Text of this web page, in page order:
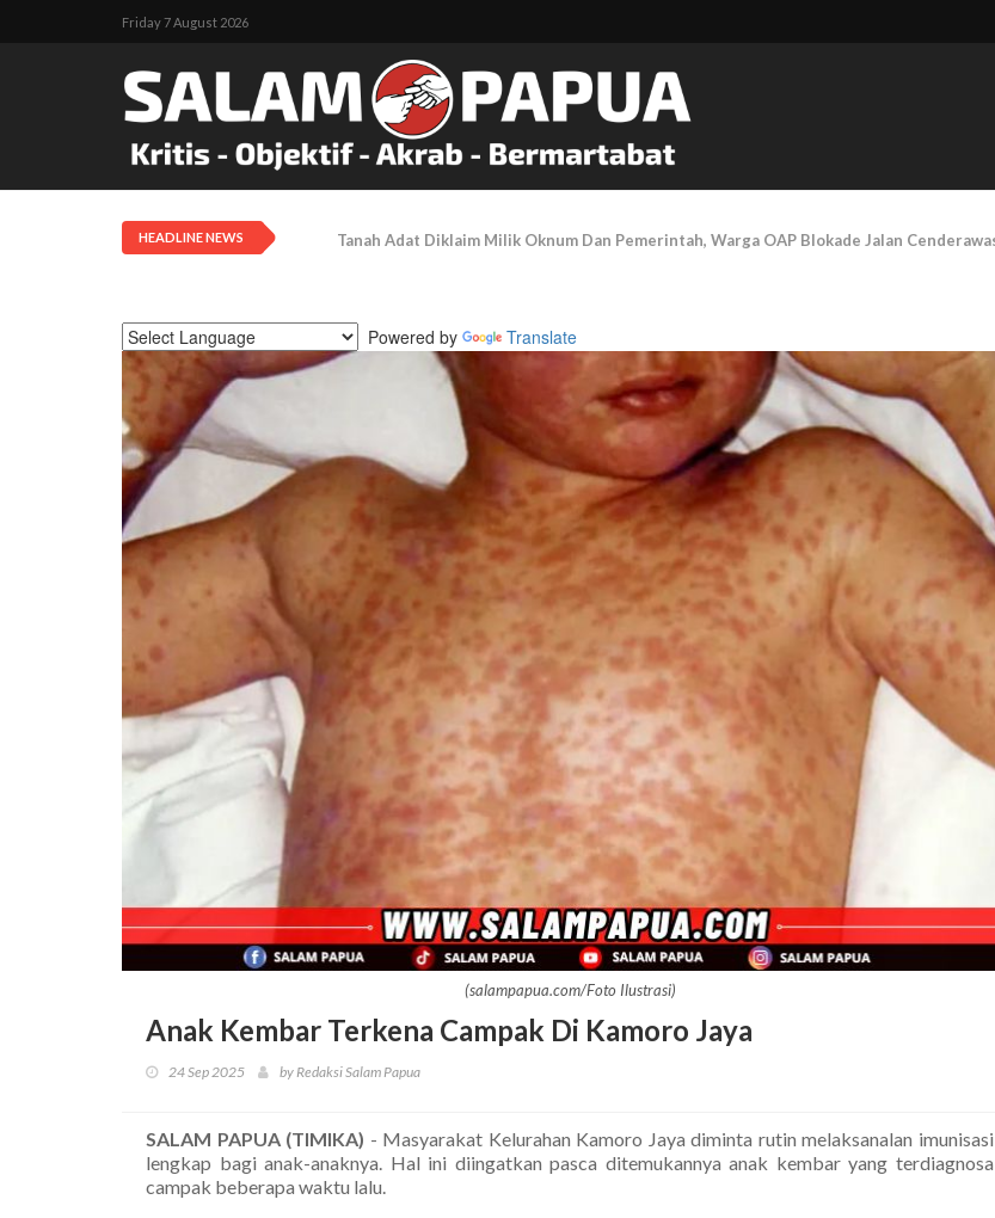
Friday 7 August 2026
HEADLINE NEWS LEMASKO: Pendangkalan Di Pesisir Mimika Bukan Semata Akibat Tailing Freeport
Powered by Translate
(salampapua.com/Foto Ilustrasi)
Anak Kembar Terkena Campak Di Kamoro Jaya
24 Sep 2025 by Redaksi Salam Papua
SALAM PAPUA (TIMIKA) - Masyarakat Kelurahan Kamoro Jaya diminta rutin melaksanalan imunisasi
lengkap bagi anak-anaknya. Hal ini diingatkan pasca ditemukannya anak kembar yang terdiagnosa
campak beberapa waktu lalu.